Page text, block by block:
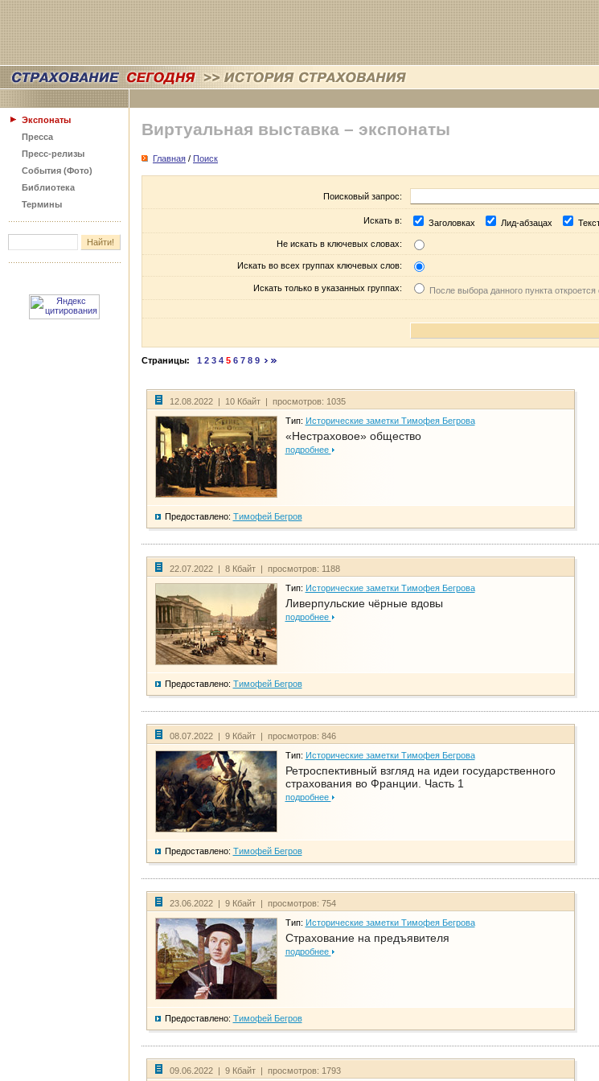
Экспонаты
Пресса
Пресс-релизы
События (Фото)
Библиотека
Термины
Виртуальная выставка – экспонаты
Главная / Поиск
Поисковый запрос:
Искать в: Заголовках Лид-абзацах
Не искать в ключевых словах:
Искать во всех группах ключевых слов:
Искать только в указанных группах: После выбора данного пункта откроется
Страницы: 1 2 3 4 5 6 7 8 9
12.08.2022 | 10 Кбайт | просмотров: 1035
Тип: Исторические заметки Тимофея Бегрова
«Нестраховое» общество
подробнее
Предоставлено: Тимофей Бегров
22.07.2022 | 8 Кбайт | просмотров: 1188
Тип: Исторические заметки Тимофея Бегрова
Ливерпульские чёрные вдовы
подробнее
Предоставлено: Тимофей Бегров
08.07.2022 | 9 Кбайт | просмотров: 846
Тип: Исторические заметки Тимофея Бегрова
Ретроспективный взгляд на идеи государственного
страхования во Франции. Часть 1
подробнее
Предоставлено: Тимофей Бегров
23.06.2022 | 9 Кбайт | просмотров: 754
Тип: Исторические заметки Тимофея Бегрова
Страхование на предъявителя
подробнее
Предоставлено: Тимофей Бегров
09.06.2022 | 9 Кбайт | просмотров: 1793